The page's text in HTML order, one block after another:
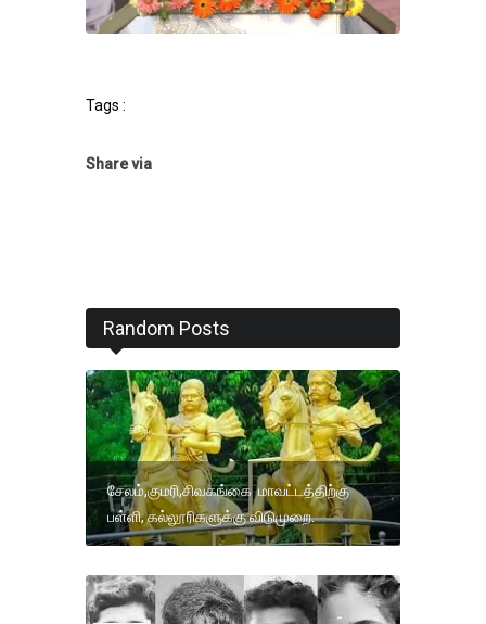
Tags :
Share via
Random Posts
சேலம்,குமரி,சிவகங்கை மாவட்டத்திற்கு
பள்ளி, கல்லூரிகளுக்கு விடுமுறை.